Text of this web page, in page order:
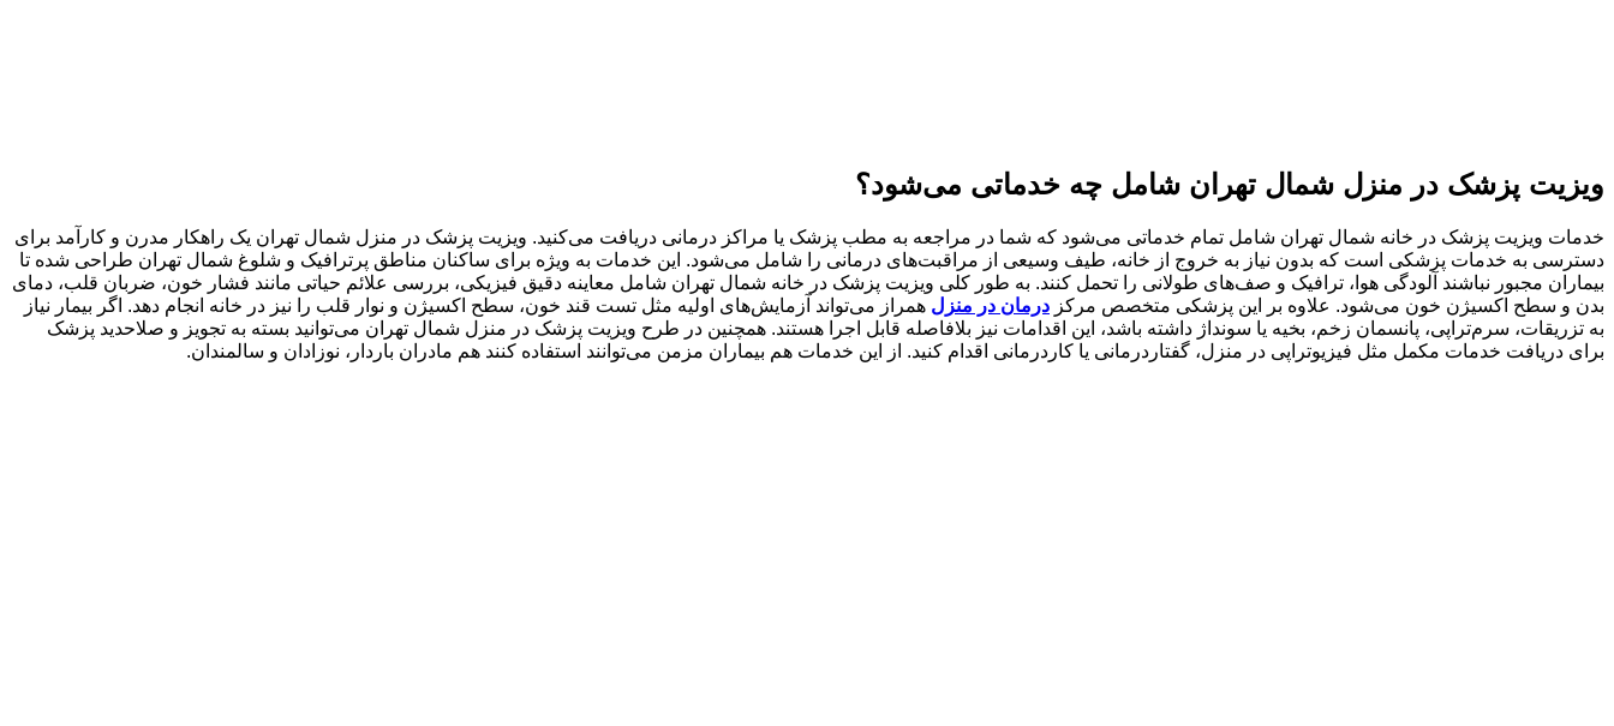
ویزیت پزشک در منزل شمال تهران شامل چه خدماتی می‌شود؟
خدمات ویزیت پزشک در خانه شمال تهران شامل تمام خدماتی می‌شود که شما در مراجعه به مطب پزشک یا مراکز درمانی دریافت می‌کنید. ویزیت پزشک در منزل شمال تهران یک راهکار مدرن و کارآمد برای
دسترسی به خدمات پزشکی است که بدون نیاز به خروج از خانه، طیف وسیعی از مراقبت‌های درمانی را شامل می‌شود. این خدمات به ویژه برای ساکنان مناطق پرترافیک و شلوغ شمال تهران طراحی شده تا
بیماران مجبور نباشند آلودگی هوا، ترافیک و صف‌های طولانی را تحمل کنند. به طور کلی ویزیت پزشک در خانه شمال تهران شامل معاینه دقیق فیزیکی، بررسی علائم حیاتی مانند فشار خون، ضربان قلب، دمای
بدن و سطح اکسیژن خون می‌شود. علاوه بر این پزشکی متخصص مرکز درمان در منزل همراز می‌تواند آزمایش‌های اولیه مثل تست قند خون، سطح اکسیژن و نوار قلب را نیز در خانه انجام دهد. اگر بیمار نیاز
به تزریقات، سرم‌تراپی، پانسمان زخم، بخیه یا سونداژ داشته باشد، این اقدامات نیز بلافاصله قابل اجرا هستند. همچنین در طرح ویزیت پزشک در منزل شمال تهران می‌توانید بسته به تجویز و صلاحدید پزشک
برای دریافت خدمات مکمل مثل فیزیوتراپی در منزل، گفتاردرمانی یا کاردرمانی اقدام کنید. از این خدمات هم بیماران مزمن می‌توانند استفاده کنند هم مادران باردار، نوزادان و سالمندان.